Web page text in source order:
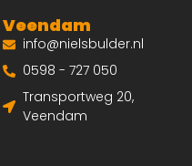
Veendam
info@nielsbulder.nl
0598 - 727 050
Transportweg 20,
Veendam